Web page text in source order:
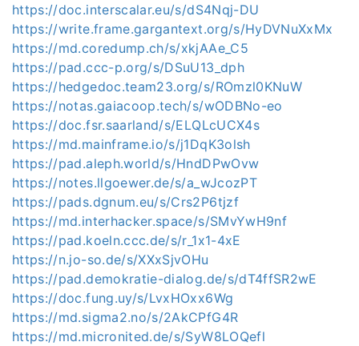
https://doc.interscalar.eu/s/dS4Nqj-DU
https://write.frame.gargantext.org/s/HyDVNuXxMx
https://md.coredump.ch/s/xkjAAe_C5
https://pad.ccc-p.org/s/DSuU13_dph
https://hedgedoc.team23.org/s/ROmzl0KNuW
https://notas.gaiacoop.tech/s/wODBNo-eo
https://doc.fsr.saarland/s/ELQLcUCX4s
https://md.mainframe.io/s/j1DqK3olsh
https://pad.aleph.world/s/HndDPwOvw
https://notes.llgoewer.de/s/a_wJcozPT
https://pads.dgnum.eu/s/Crs2P6tjzf
https://md.interhacker.space/s/SMvYwH9nf
https://pad.koeln.ccc.de/s/r_1x1-4xE
https://n.jo-so.de/s/XXxSjvOHu
https://pad.demokratie-dialog.de/s/dT4ffSR2wE
https://doc.fung.uy/s/LvxHOxx6Wg
https://md.sigma2.no/s/2AkCPfG4R
https://md.micronited.de/s/SyW8LOQefl